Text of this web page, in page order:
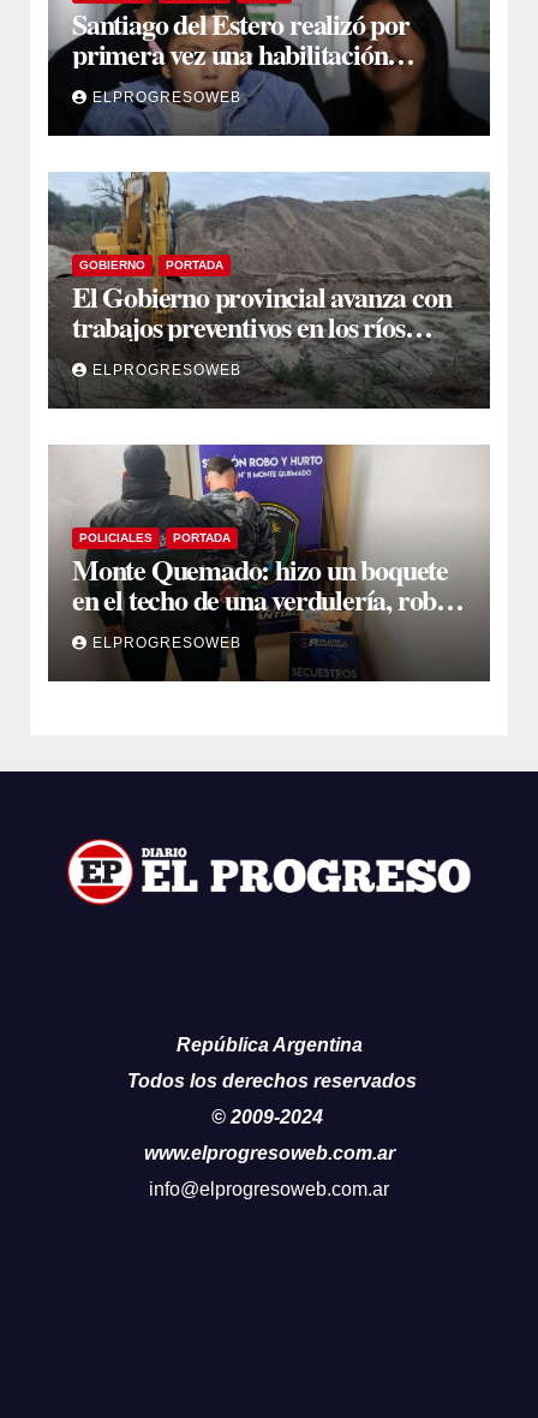
Santiago del Estero realizó por
primera vez una habilitación
auditiva con vincha de conducción
óseaELPROGRESOWEB
GOBIERNO PORTADA
El Gobierno provincial avanza con
trabajos preventivos en los ríos
Dulce y Salado y en los Bajos
Submeridionales
ELPROGRESOWEB
POLICIALES PORTADA
Monte Quemado: hizo un boquete
en el techo de una verdulería, robó
$800.000 y cayó tras ser filmado
ELPROGRESOWEB
República Argentina
Todos los derechos reservados
© 2009-2024
www.elprogresoweb.com.ar
info@elprogresoweb.com.ar